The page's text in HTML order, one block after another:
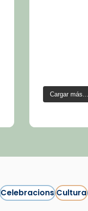
Cargar más...
CelebracionsCultura